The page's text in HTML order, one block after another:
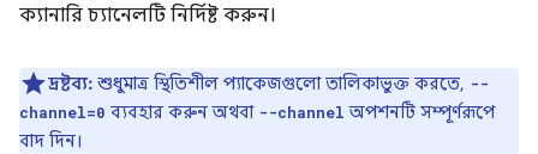
ক্যানারি চ্যানেলটি নির্দিষ্ট করুন।
দ্রষ্টব্য: শুধুমাত্র স্থিতিশীল প্যাকেজগুলো তালিকাভুক্ত করতে, --
channel=0 ব্যবহার করুন অথবা --channel অপশনটি সম্পূর্ণরূপে
বাদ দিন।